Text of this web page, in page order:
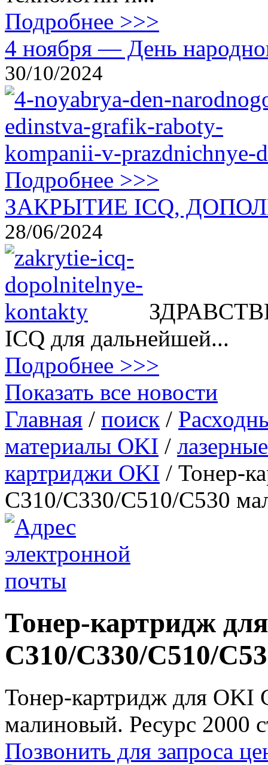
Подробнее >>>
4 ноября — День
30/10/2024
Подробнее >>>
ЗАКРЫТИЕ ICQ,
28/06/2024
ICQ для дальнейшей...
Подробнее >>>
Показать все новости
Главная / поиск /
материалы OKI /
картриджи OKI / Тонер-
C310/C330/C510/C530
Тонер-картридж
C310/C330/C510/
Тонер-картридж для ОKI
малиновый. Ресурс 2000
Позвонить для запроса